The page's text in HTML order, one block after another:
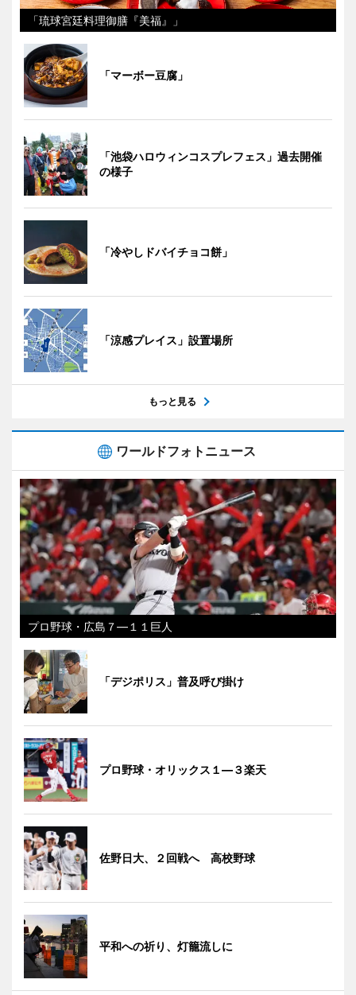
「琉球宮廷料理御膳『美福』」
「マーボー豆腐」
「池袋ハロウィンコスプレフェス」過去開催
の様子
「冷やしドバイチョコ餅」
「涼感プレイス」設置場所
もっと見る
ワールドフォトニュース
プロ野球・広島７―１１巨人
「デジポリス」普及呼び掛け
プロ野球・オリックス１―３楽天
佐野日大、２回戦へ 高校野球
平和への祈り、灯籠流しに